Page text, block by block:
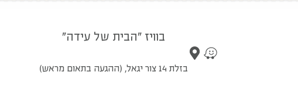
בוויז "הבית של עידה"
בזלת 14 צור יגאל, (ההגעה בתאום מראש)